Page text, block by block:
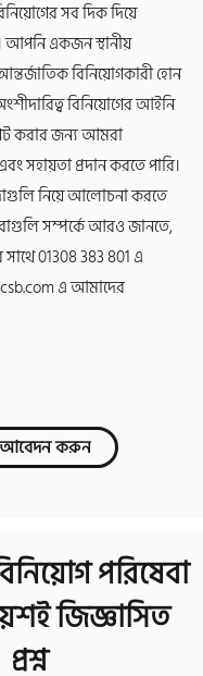
সব দিক দিয়ে
আপনি একজন স্থানীয়
বিনিয়োগকারী হোন
বিনিয়োগের আইনি
করার জন্য আমরা
সহায়তা প্রদান করতে পারি।
নিয়ে আলোচনা করতে
সম্পর্কে আরও জানতে,
01308 383 801এ
এ আমাদের
করুন
পরিষেবা
জিজ্ঞাসিত
প্রশ্ন